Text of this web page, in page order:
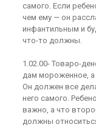
самого. Если
чем ему — он
инфантильным и
что-то должны.
1.02.00- Товаро-
дам мороженное, а
Он должен все
него самого.
важно, а что
должны